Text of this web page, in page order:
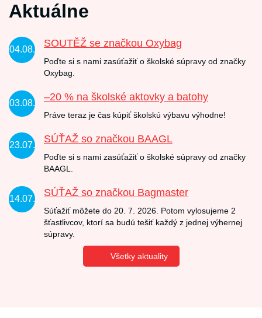
Aktuálne
04.08.
SOUTĚŽ se značkou Oxybag
Poďte si s nami zasúťažiť o školské súpravy od značky
Oxybag.
03.08.
–20 % na školské aktovky a batohy
Práve teraz je čas kúpiť školskú výbavu výhodne!
23.07.
SÚŤAŽ so značkou BAAGL
Poďte si s nami zasúťažiť o školské súpravy od značky
BAAGL.
14.07.
SÚŤAŽ so značkou Bagmaster
Súťažiť môžete do 20. 7. 2026. Potom vylosujeme 2
šťastlivcov, ktorí sa budú tešiť každý z jednej výhernej
súpravy.
Všetky aktuality